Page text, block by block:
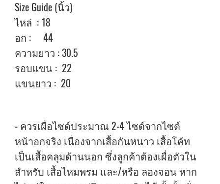
Size Guide (นิ้ว)
ไหล่ : 18
อก : 44
ความยาว : 30.5
รอบแขน : 22
แขนยาว : 20
- ควรเผื่อไซด์ประมาณ 2-4 ไซด์จากไซด์
หน้าอกจริง เนื่องจากเสื้อกันหนาว เสื้อโค้ท
เป็นเสื้อคลุมด้านนอก ซึ่งลูกค้าต้องเผื่อตัวใน
สำหรับ เสื้อไหมพรม และ/หรือ ลองจอน หาก